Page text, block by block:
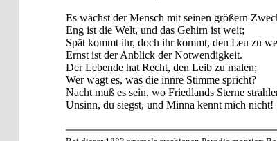
Es wächst der Mensch mit seinen größern
Eng ist die Welt, und das Gehirn ist weit;
Spät kommt ihr, doch ihr kommt, den Leu zu
Ernst ist der Anblick der Notwendigkeit.
Der Lebende hat Recht, den Leib zu malen;
Wer wagt es, was die innre Stimme spricht?
Nacht muß es sein, wo Friedlands Sterne
Unsinn, du siegst, und Minna kennt mich nicht!